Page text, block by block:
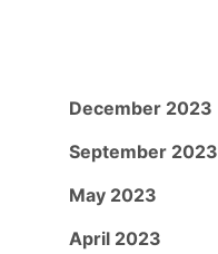
December 2023
September 2023
May 2023
April 2023